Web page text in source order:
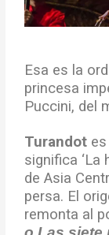
Esa es la
princesa
Puccini, del
Turandot
significa ‘La
de Asia
persa. El
remonta al